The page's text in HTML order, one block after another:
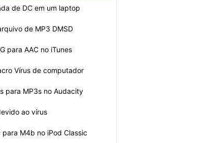
de DC em um laptop
de MP3 DMSD
para AAC no iTunes
Vírus de computador
para MP3s no Audacity
ao vírus
M4b no iPod Classic